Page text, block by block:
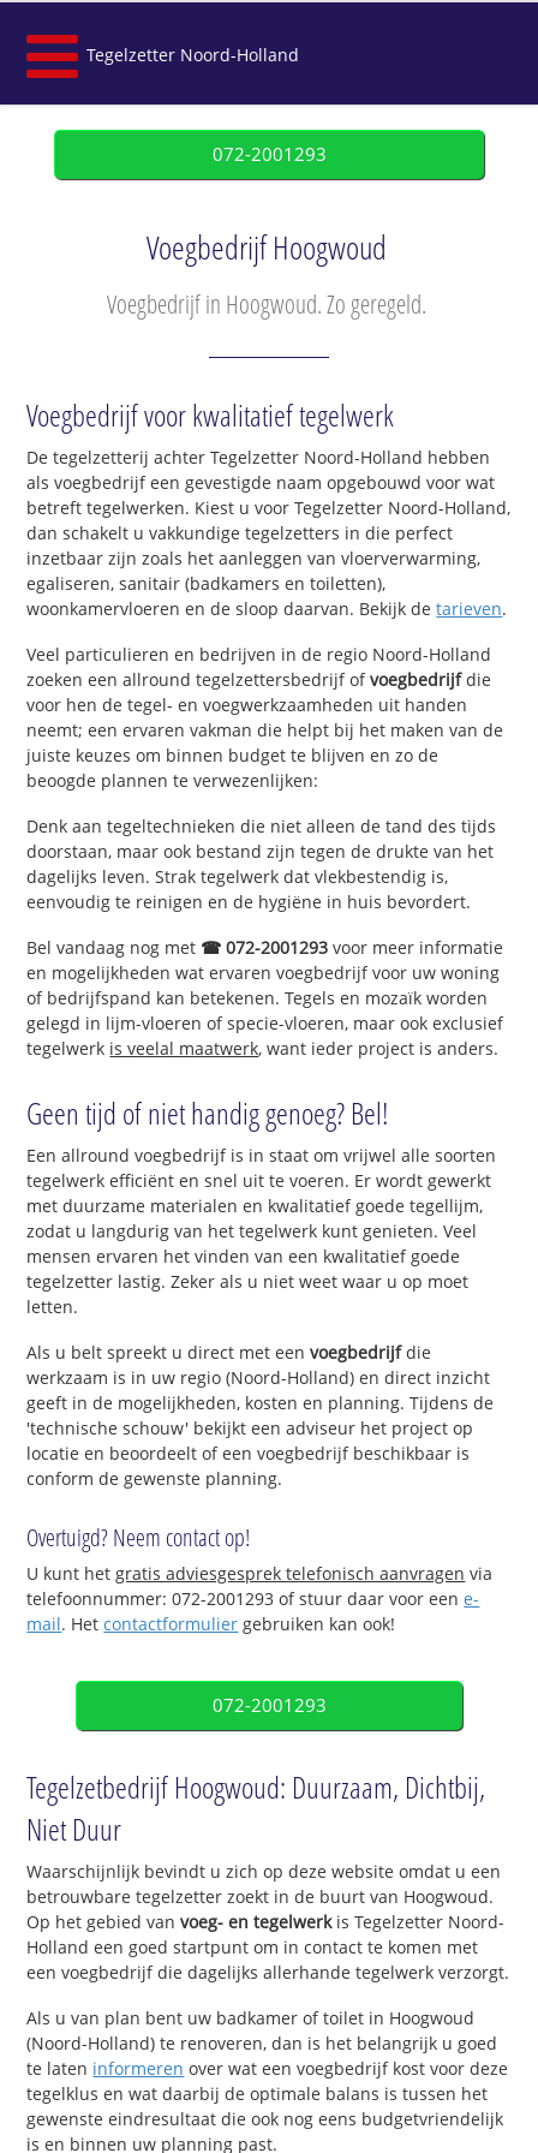
Tegelzetter Noord-Holland
072-2001293
Voegbedrijf Hoogwoud
Voegbedrijf in Hoogwoud. Zo geregeld.
Voegbedrijf voor kwalitatief tegelwerk
De tegelzetterij achter Tegelzetter Noord-Holland hebben
als voegbedrijf een gevestigde naam opgebouwd voor wat
betreft tegelwerken. Kiest u voor Tegelzetter Noord-Holland,
dan schakelt u vakkundige tegelzetters in die perfect
inzetbaar zijn zoals het aanleggen van vloerverwarming,
egaliseren, sanitair (badkamers en toiletten),
woonkamervloeren en de sloop daarvan. Bekijk detarieven.
Veel particulieren en bedrijven in de regio Noord-Holland
zoeken een allround tegelzettersbedrijf ofvoegbedrijfdie
voor hen de tegel- en voegwerkzaamheden uit handen
neemt; een ervaren vakman die helpt bij het maken van de
juiste keuzes om binnen budget te blijven en zo de
beoogde plannen te verwezenlijken:
Denk aan tegeltechnieken die niet alleen de tand des tijds
doorstaan, maar ook bestand zijn tegen de drukte van het
dagelijks leven. Strak tegelwerk dat vlekbestendig is,
eenvoudig te reinigen en de hygiëne in huis bevordert.
Bel vandaag nog met ☎ 072-2001293 voor meer informatie
en mogelijkheden wat ervaren voegbedrijf voor uw woning
of bedrijfspand kan betekenen. Tegels en mozaïk worden
gelegd in lijm-vloeren of specie-vloeren, maar ook exclusief
tegelwerk is veelal maatwerk, want ieder project is anders.
Geen tijd of niet handig genoeg? Bel!
Een allround voegbedrijf is in staat om vrijwel alle soorten
tegelwerk efficiënt en snel uit te voeren. Er wordt gewerkt
met duurzame materialen en kwalitatief goede tegellijm,
zodat u langdurig van het tegelwerk kunt genieten. Veel
mensen ervaren het vinden van een kwalitatief goede
tegelzetter lastig. Zeker als u niet weet waar u op moet
letten.
Als u belt spreekt u direct met eenvoegbedrijfdie
werkzaam is in uw regio (Noord-Holland) en direct inzicht
geeft in de mogelijkheden, kosten en planning. Tijdens de
'technische schouw' bekijkt een adviseur het project op
locatie en beoordeelt of een voegbedrijf beschikbaar is
conform de gewenste planning.
Overtuigd? Neem contact op!
U kunt hetgratis adviesgesprek telefonisch aanvragen via
telefoonnummer: 072-2001293 of stuur daar voor eene-
mail. Hetcontactformulier gebruiken kan ook!
072-2001293
Tegelzetbedrijf Hoogwoud: Duurzaam, Dichtbij,
Niet Duur
Waarschijnlijk bevindt u zich op deze website omdat u een
betrouwbare tegelzetter zoekt in de buurt van Hoogwoud.
Op het gebied van voeg- en tegelwerkis Tegelzetter Noord-
Holland een goed startpunt om in contact te komen met
een voegbedrijf die dagelijks allerhande tegelwerk verzorgt.
Als u van plan bent uw badkamer of toilet in Hoogwoud
(Noord-Holland) te renoveren, dan is het belangrijk u goed
te laten informeren over wat een voegbedrijf kost voor deze
tegelklus en wat daarbij de optimale balans is tussen het
gewenste eindresultaat die ook nog eens budgetvriendelijk
is en binnen uw planning past.